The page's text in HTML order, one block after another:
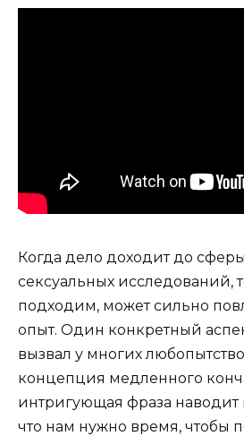
Когда дело доходит до
сексуальных исследований,
подходим, может сильно
опыт. Один конкретный
вызвал у многих
концепция медленного
интригующая фраза наводит
что нам нужно время, чтобы